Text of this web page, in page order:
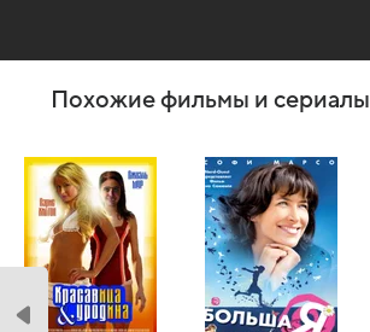
Похожие фильмы и сериалы